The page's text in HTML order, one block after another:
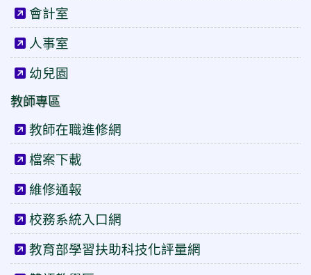
會計室
人事室
幼兒園
教師專區
教師在職進修網
檔案下載
維修通報
校務系統入口網
教育部學習扶助科技化評量網